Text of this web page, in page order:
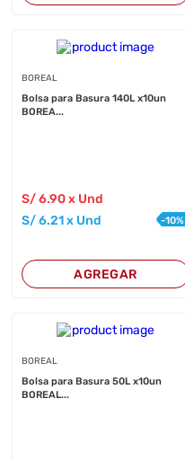
BOREAL
Bolsa para Basura 140L x10un
BOREA...
S/6.90 x Und
S/6.21 x Und -10%
AGREGAR
BOREAL
Bolsa para Basura 50L x10un
BOREAL...